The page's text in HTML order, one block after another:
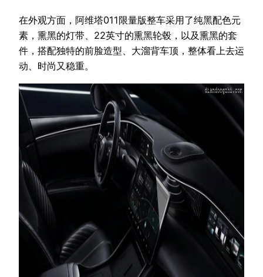
在外观方面，阿维塔011限量版整车采用了纯黑配色元
素，熏黑的灯带、22英寸的熏黑轮毂，以及熏黑的套
件，搭配独特的前脸造型、大溜背车顶，整体看上去运
动、时尚又稳重。